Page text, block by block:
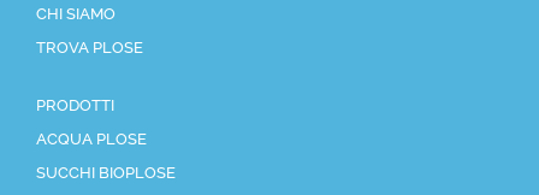
CHI SIAMO
TROVA PLOSE
PRODOTTI
ACQUA PLOSE
SUCCHI BIOPLOSE